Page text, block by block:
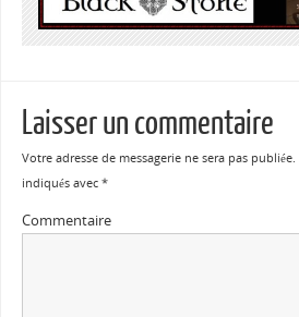
Laisser un commentaire
Votre adresse de messagerie ne sera pas publiée.
indiqués avec *
Commentaire